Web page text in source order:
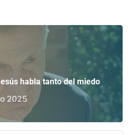
habla tanto del miedo
2025